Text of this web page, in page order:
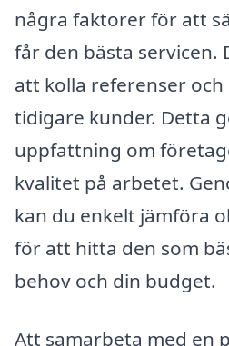
några faktorer för att
får den bästa servicen.
att kolla referenser
tidigare kunder. Detta
uppfattning om
kvalitet på arbetet.
kan du enkelt jämföra
för att hitta den som
behov och din budget.
Att samarbeta med en